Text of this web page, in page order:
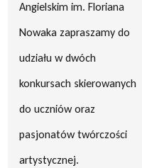
Angielskim im. Floriana
Nowaka zapraszamy do
udziału w dwóch
konkursach skierowanych
do uczniów oraz
pasjonatów twórczości
artystycznej.